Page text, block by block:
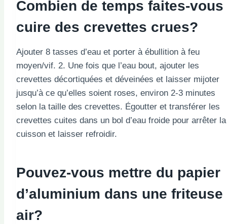
Combien de temps faites-vous
cuire des crevettes crues?
Ajouter 8 tasses d’eau et porter à ébullition à feu
moyen/vif. 2. Une fois que l’eau bout, ajouter les
crevettes décortiquées et déveinées et laisser mijoter
jusqu’à ce qu’elles soient roses, environ 2-3 minutes
selon la taille des crevettes. Égoutter et transférer les
crevettes cuites dans un bol d’eau froide pour arrêter la
cuisson et laisser refroidir.
Pouvez-vous mettre du papier
d’aluminium dans une friteuse
air?